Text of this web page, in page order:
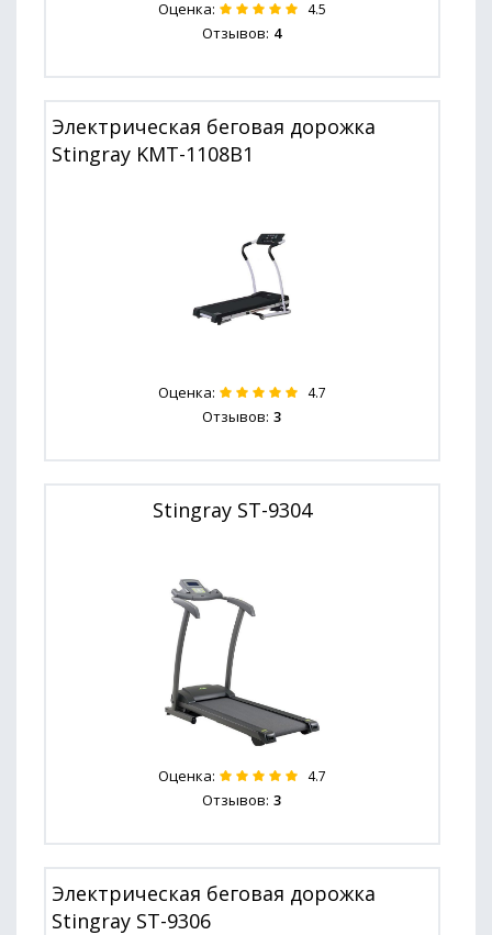
Оценка: 4.5
Отзывов: 4
Электрическая беговая дорожка
Stingray KMT-1108B1
Оценка: 4.7
Отзывов: 3
Stingray ST-9304
Оценка: 4.7
Отзывов: 3
Электрическая беговая дорожка
Stingray ST-9306